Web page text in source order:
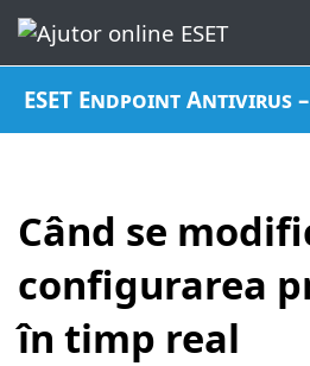
ESET Endpoint Antivirus
Când se
configurarea
în timp real